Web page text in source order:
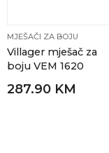
MJEŠAČI ZA BOJU
Villager mješač za
boju VEM 1620
287.90 KM